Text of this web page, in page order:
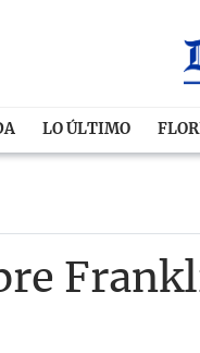
LO ÚLTIMO